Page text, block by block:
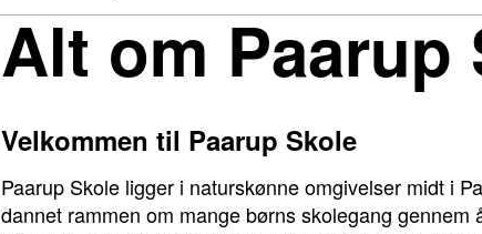
Alt om Paarup
Velkommen til Paarup Skole
Paarup Skole ligger i naturskønne omgivelser midt i
dannet rammen om mange børns skolegang